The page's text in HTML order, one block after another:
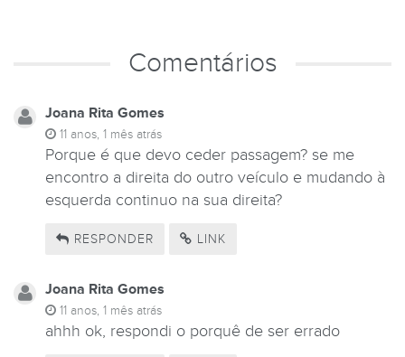
Comentários
Joana Rita Gomes
11 anos, 1 mês atrás
Porque é que devo ceder passagem? se me
encontro a direita do outro veículo e mudando à
esquerda continuo na sua direita?
RESPONDER LINK
Joana Rita Gomes
11 anos, 1 mês atrás
ahhh ok, respondi o porquê de ser errado